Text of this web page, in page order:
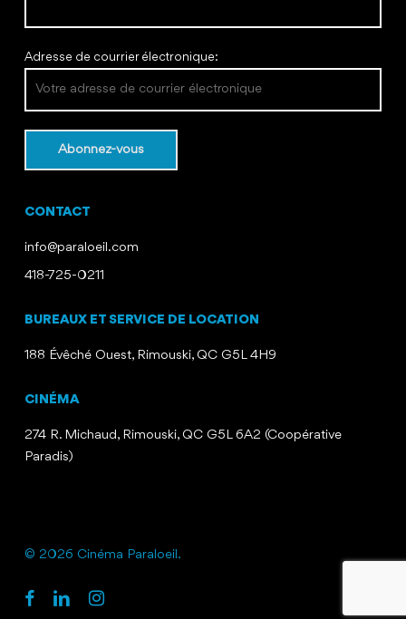
Adresse de courrier électronique:
CONTACT
info@paraloeil.com
418-725-0211
BUREAUX ET SERVICE DE LOCATION
188 Évêché Ouest, Rimouski, QC G5L 4H9
CINÉMA
274 R. Michaud, Rimouski, QC G5L 6A2 (Coopérative
Paradis)
© 2026 Cinéma Paraloeil.